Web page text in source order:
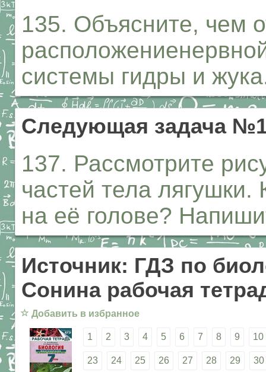
135. Объясните, чем
системы гидры и
Следующая задача
137. Рассмотрите
частей тела
на её голове?
Источник: ГДЗ по
Сонина рабочая
☆ Добавить в избранное
1 2 3 4 5 6 7 8 9 10
23 24 25 26 27 28 29 30